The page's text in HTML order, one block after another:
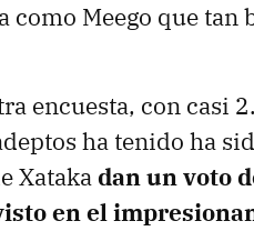
como Meego que tan
encuesta, con casi
ha tenido ha
Xatakadan un voto
en el